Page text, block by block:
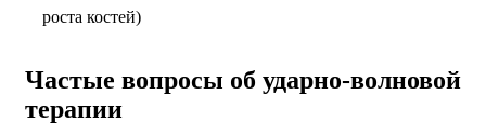
роста костей)
Частые вопросы об ударно-волновой
терапии